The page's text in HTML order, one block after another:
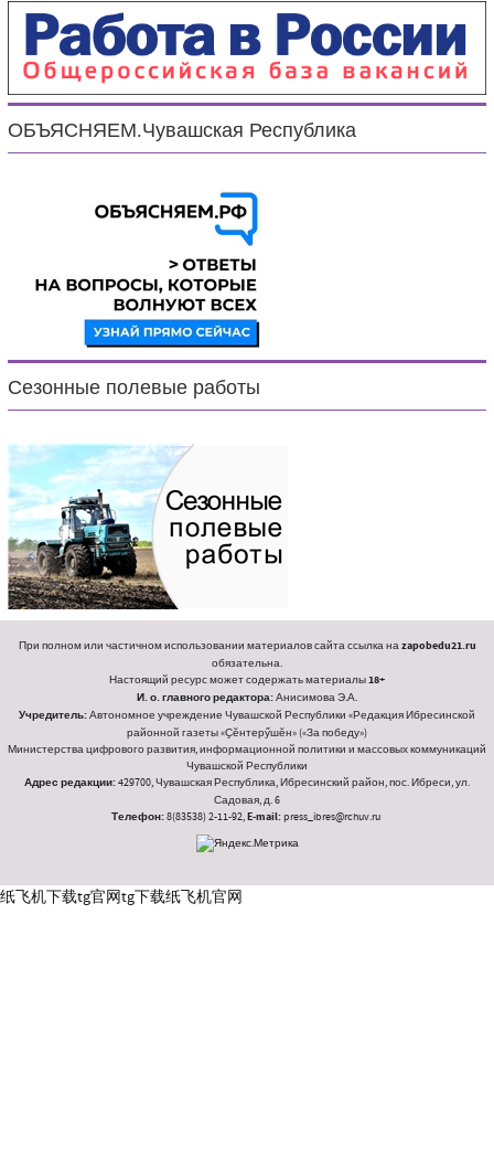
ОБЪЯСНЯЕМ.Чувашская Республика
Сезонные полевые работы
При полном или частичном использовании материалов сайта ссылка наzapobedu21.ru
обязательна.
Настоящий ресурс может содержать материалы18+
И. о. главного редактора:Анисимова Э.А.
Учредитель:Автономное учреждение Чувашской Республики «Редакция Ибресинской
районной газеты «Ҫӗнтерӳшӗн» («За победу»)
Министерства цифрового развития, информационной политики и массовых коммуникаций
Чувашской Республики
Адрес редакции:429700, Чувашская Республика, Ибресинский район, пос. Ибреси, ул.
Садовая, д. 6
Телефон:8(83538) 2-11-92,E-mail:press_ibres@rchuv.ru
纸飞机下载tg官网tg下载纸飞机官网